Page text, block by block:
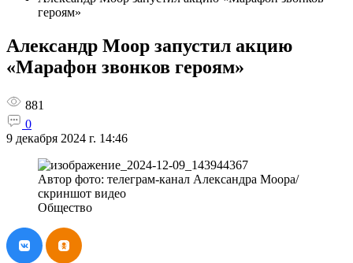
героям»
Александр Моор запустил акцию
«Марафон звонков героям»
881
0
9 декабря 2024 г. 14:46
Автор фото: телеграм-канал Александра Моора/
скриншот видео
Общество